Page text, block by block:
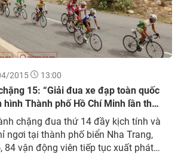
2015 13:00
15: “Giải đua xe đạp toàn quốc
Thành phố Hồ Chí Minh lần thứ
chặng đua thứ 14 đầy kịch tính và
ngơi tại thành phố biển Nha Trang,
vận động viên tiếp tục xuất phát